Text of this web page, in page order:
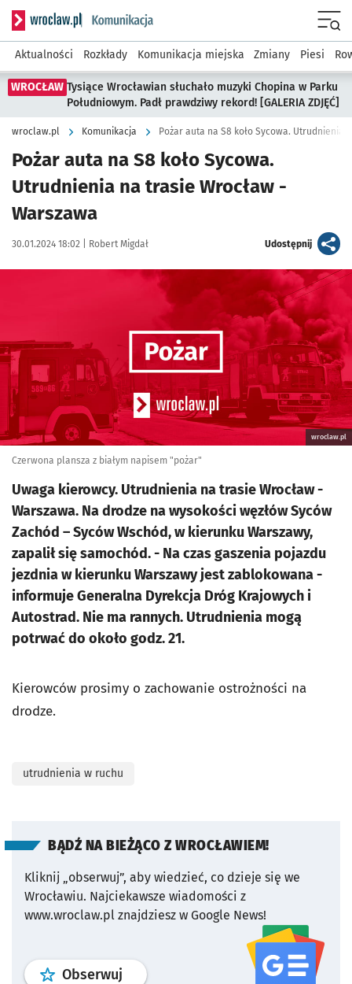
Serwis informacyjny wroclaw.pl podserwis: Komunikacja
Aktualności Rozkłady Komunikacja miejska Zmiany Piesi
WROCŁAW Tysiące Wrocławian słuchało muzyki Chopina w Parku
Południowym. Padł prawdziwy rekord! [GALERIA ZDJĘĆ]
wroclaw.pl Komunikacja Pożar auta na S8 koło Sycowa. Utrudnienia
Pożar auta na S8 koło Sycowa.
Utrudnienia na trasie Wrocław -
Warszawa
Data publikacji:
30.01.2024 18:02 | Autor:
Robert Migdał Udostępnijartykuł
wroclaw.pl
Czerwona plansza z białym napisem "pożar"
Uwaga kierowcy. Utrudnienia na trasie Wrocław -
Warszawa. Na drodze na wysokości węzłów Syców
Zachód – Syców Wschód, w kierunku Warszawy,
zapalił się samochód. - Na czas gaszenia pojazdu
jezdnia w kierunku Warszawy jest zablokowana -
informuje Generalna Dyrekcja Dróg Krajowych i
Autostrad. Nie ma rannych. Utrudnienia mogą
potrwać do około godz. 21.
Kierowców prosimy o zachowanie ostrożności na
drodze.
utrudnienia w ruchu
BĄDŹ NA BIEŻĄCO Z WROCŁAWIEM!
Kliknij „obserwuj”, aby wiedzieć, co dzieje się we
Wrocławiu. Najciekawsze wiadomości z
www.wroclaw.pl znajdziesz w Google News!
Obserwuj profil serwisu